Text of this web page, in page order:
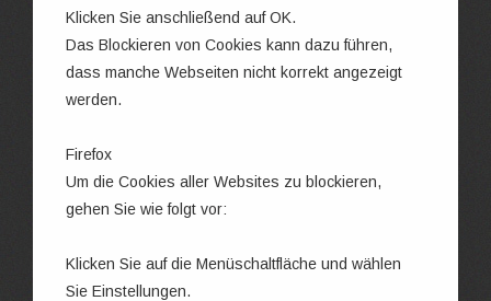
Klicken Sie anschließend auf OK.
Das Blockieren von Cookies kann dazu führen,
dass manche Webseiten nicht korrekt angezeigt
werden.
Firefox
Um die Cookies aller Websites zu blockieren,
gehen Sie wie folgt vor:
Klicken Sie auf die Menüschaltfläche und wählen
Sie Einstellungen.